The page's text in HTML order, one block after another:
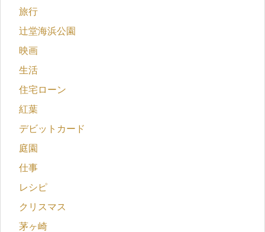
旅行
辻堂海浜公園
映画
生活
住宅ローン
紅葉
デビットカード
庭園
仕事
レシピ
クリスマス
茅ヶ崎